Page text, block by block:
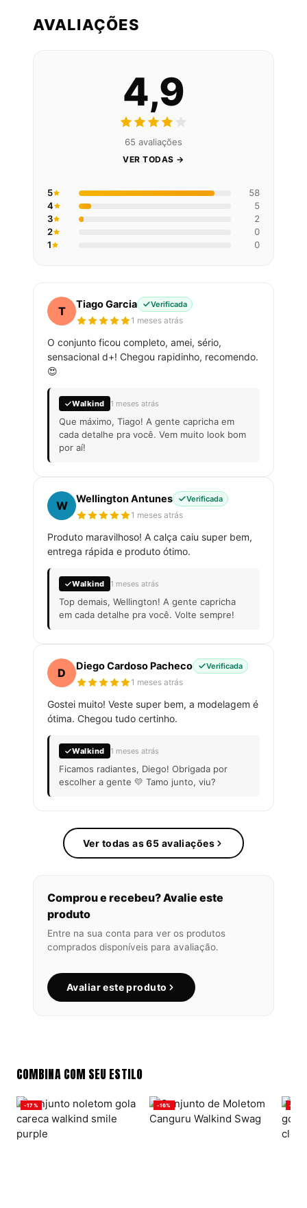
AVALIAÇÕES
4,9
65 avaliações
VER TODAS →
5
58
4
5
3
2
2
0
1
0
T
Tiago Garcia Verificada
1 meses atrás
O conjunto ficou completo, amei, sério,
sensacional d+! Chegou rapidinho, recomendo.
😍
Walkind 1 meses atrás
Que máximo, Tiago! A gente capricha em
cada detalhe pra você. Vem muito look bom
por aí!
W
Wellington Antunes Verificada
1 meses atrás
Produto maravilhoso! A calça caiu super bem,
entrega rápida e produto ótimo.
Walkind 1 meses atrás
Top demais, Wellington! A gente capricha
em cada detalhe pra você. Volte sempre!
D
Diego Cardoso Pacheco Verificada
1 meses atrás
Gostei muito! Veste super bem, a modelagem é
ótima. Chegou tudo certinho.
Walkind 1 meses atrás
Ficamos radiantes, Diego! Obrigada por
escolher a gente 💛 Tamo junto, viu?
Ver todas as 65 avaliações
Comprou e recebeu? Avalie este
produto
Entre na sua conta para ver os produtos
comprados disponíveis para avaliação.
Avaliar este produto
COMBINA COM SEU ESTILO
-17% -16% -17%